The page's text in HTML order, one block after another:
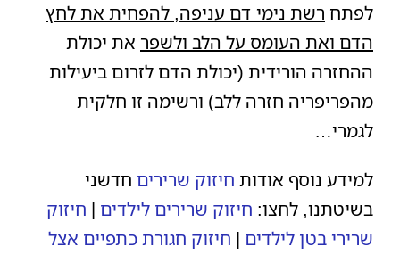
לפתח רשת נימי דם עניפה, להפחית את לחץ
הדם ואת העומס על הלב ולשפר את יכולת
ההחזרה הורידית (יכולת הדם לזרום ביעילות
מהפריפריה חזרה ללב) ורשימה זו חלקית
לגמרי…
למידע נוסף אודות חיזוק שרירים חדשני
בשיטתנו, לחצו: חיזוק שרירים לילדים | חיזוק
שרירי בטן לילדים | חיזוק חגורת כתפיים אצל